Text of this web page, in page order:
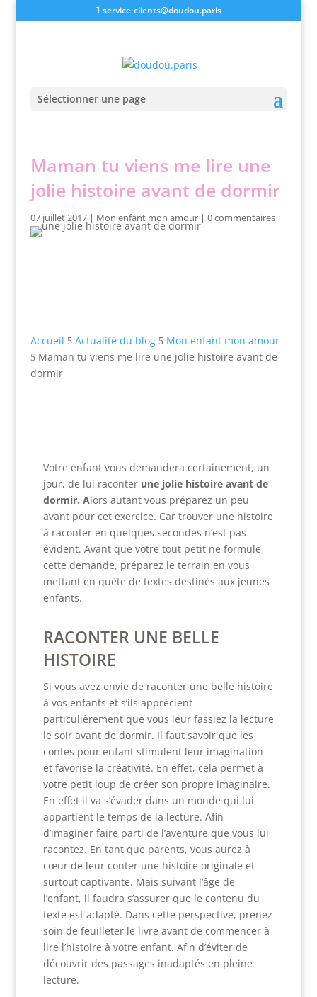
service-clients@doudou.paris
Sélectionner une page
Maman tu viens me lire une
jolie histoire avant de dormir
07 juillet 2017| Mon enfant mon amour| 0 commentaires
Accueil 5 Actualité du blog 5 Mon enfant mon amour
5 Maman tu viens me lire une jolie histoire avant de
dormir
Votre enfant vous demandera certainement, un
jour, de lui raconter une jolie histoire avant de
dormir. Alors autant vous préparez un peu
avant pour cet exercice. Car trouver une histoire
à raconter en quelques secondes n’est pas
évident. Avant que votre tout petit ne formule
cette demande, préparez le terrain en vous
mettant en quête de textes destinés aux jeunes
enfants.
RACONTER UNE BELLE
HISTOIRE
Si vous avez envie de raconter une belle histoire
à vos enfants et s’ils apprécient
particulièrement que vous leur fassiez la lecture
le soir avant de dormir. Il faut savoir que les
contes pour enfant stimulent leur imagination
et favorise la créativité. En effet, cela permet à
votre petit loup de créer son propre imaginaire.
En effet il va s’évader dans un monde qui lui
appartient le temps de la lecture. Afin
d’imaginer faire parti de l’aventure que vous lui
racontez. En tant que parents, vous aurez à
cœur de leur conter une histoire originale et
surtout captivante. Mais suivant l’âge de
l’enfant, il faudra s’assurer que le contenu du
texte est adapté. Dans cette perspective, prenez
soin de feuilleter le livre avant de commencer à
lire l’histoire à votre enfant. Afin d’éviter de
découvrir des passages inadaptés en pleine
lecture.